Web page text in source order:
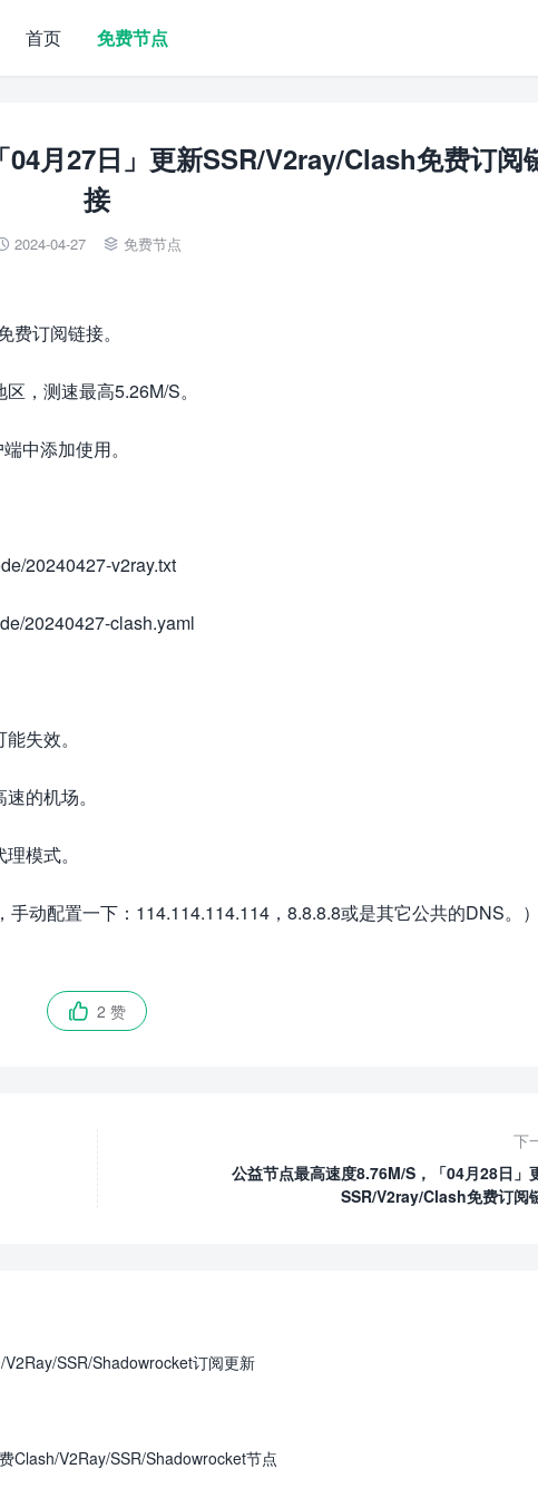
首页 免费节点
月27日」更新SSR/V2ray/Clash免费订阅
接
2024-04-27  免费节点
订阅链接。
，测速最高5.26M/S。
中添加使用。
20240427-v2ray.txt
20240427-clash.yaml
失效。
的机场。
模式。
动配置一下：114.114.114.114，8.8.8.8或是其它公共的DNS。
 2 赞
下
公益节点最高速度8.76M/S，「04月28日」
SSR/V2ray/Clash免费订阅
SSR/Shadowrocket订阅更新
Clash/V2Ray/SSR/Shadowrocket节点